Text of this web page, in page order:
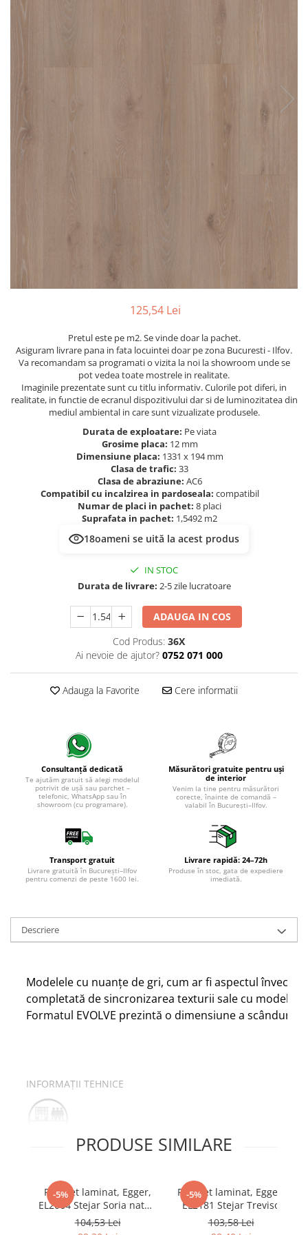
River 12 mm
Timeless 12mm
Woodstock 8mm
Woodstock XL 10mm
Woodstock XL 8mm
ADO Floor - SPC
Finsa - Laminat
Finfloor XL 10mm
Advanced 8 mm
Amazone 10 mm
Herringbone 8 mm
Mammut 12 mm
Progress 10 mm
Robusto 12 mm
125,54 Lei
Pretul este pe m2. Se vinde doar la pachet.
Asiguram livrare pana in fata locuintei doar pe zona Bucuresti - Ilfov.
Va recomandam sa programati o vizita la noi la showroom unde se
pot vedea toate mostrele in realitate.
Imaginile prezentate sunt cu titlu informativ. Culorile pot diferi, in
realitate, in functie de ecranul dispozitivului dar si de luminozitatea din
mediul ambiental in care sunt vizualizate produsele.
Durata de exploatare: Pe viata
Grosime placa: 12 mm
Dimensiune placa: 1331 x 194 mm
Clasa de trafic: 33
Clasa de abraziune: AC6
Compatibil cu incalzirea in pardoseala: compatibil
Numar de placi in pachet: 8 placi
Suprafata in pachet: 1,5492 m2
19oameni se uită la acest produs
IN STOC
Durata de livrare: 2-5 zile lucratoare
ADAUGA IN COS
Cod Produs: 36X
Ai nevoie de ajutor? 0752 071 000
Adauga la Favorite Cere informatii
Consultanță dedicată
Te ajutăm gratuit să alegi modelul
potrivit de ușă sau parchet –
telefonic, WhatsApp sau în
showroom (cu programare).
Măsurători gratuite pentru uși
de interior
Venim la tine pentru măsurători
corecte, înainte de comandă –
valabil în București–Ilfov.
Transport gratuit
Livrare gratuită în București–Ilfov
pentru comenzi de peste 1600 lei.
Livrare rapidă: 24–72h
Produse în stoc, gata de expediere
imediată.
Descriere
Modelele cu nuanțe de gri, cum ar fi aspectul
completată de sincronizarea texturii sale cu modelul
Formatul EVOLVE prezintă o dimensiune a
INFORMAȚII TEHNICE
cu EN13329.
Poate fi instalat în orice spațiu casnic și
birouri mari, coridoare și camere de hotel, săli de
PRODUSE SIMILARE
-5%
Parchet laminat, Egger,
EL2064 Stejar Soria natur,
10 mm, 4V, AQ24, Be
Simplistic 2
104,53 Lei
-5%
Parchet laminat, Egger,
EL2181 Stejar Treviso
natur, 10 mm, 4V, AQ24,
Live Natural 2
103,58 Lei